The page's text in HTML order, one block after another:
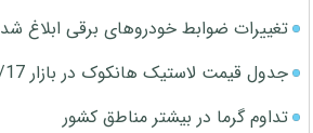
تغییرات ضوابط خودروهای برقی ابلاغ شد
جدول قیمت لاستیک هانکوک در بازار 1405/05/17
تداوم گرما در بیشتر مناطق کشور